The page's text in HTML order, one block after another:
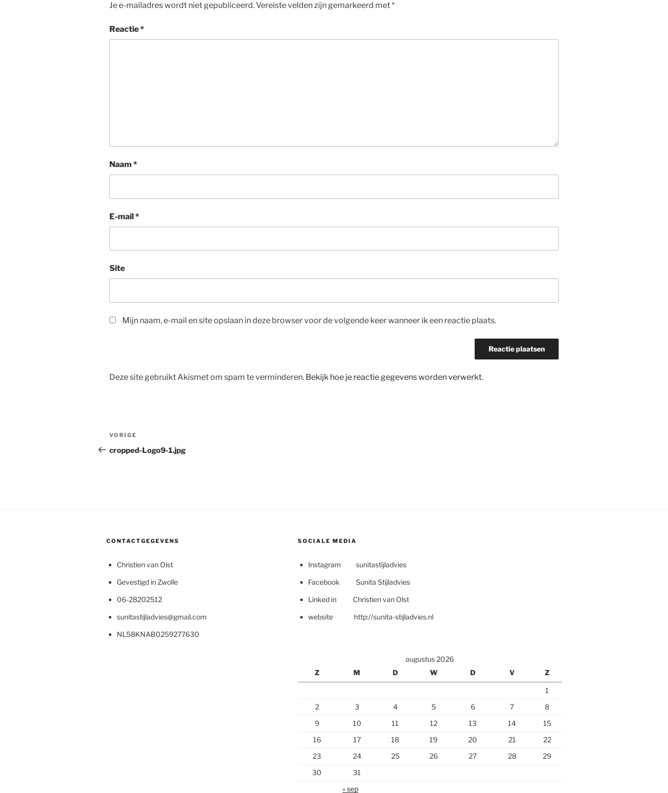
Je e-mailadres wordt niet gepubliceerd.Vereiste velden zijn gemarkeerd met*
Reactie*
Naam *
E-mail*
Site
Mijn naam, e-mail en site opslaan in deze browser voor de volgende keer wanneer ik een reactie plaats.
Deze site gebruikt Akismet om spam te verminderen. Bekijk hoe je reactie gegevens worden verwerkt.
Bericht
navigatie
Vorig
bericht
VORIGE
cropped-Logo9-1.jpg
CONTACTGEGEVENS
Christien van Olst
Gevestigd in Zwolle
06-28202512
sunitastijladvies@gmail.com
NL58KNAB0259277630
SOCIALE MEDIA
Instagram sunitastijladvies
Facebook Sunita Stijladvies
Linked in Christien van Olst
website http://sunita-stijladvies.nl
augustus 2026
Z
M D W D V Z
1
2
3 4 5 6 7
8
9
10 11 12 13 14
15
16
17 18 19 20 21
22
23
24 25 26 27 28
29
30
31
« sep